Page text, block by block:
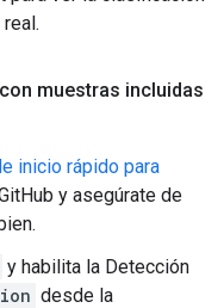
muestras incluidas
inicio rápido para
y asegúrate de
y habilita la Detección
desde la